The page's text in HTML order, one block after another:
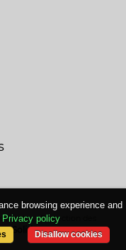
légales-Protection des
SolidPepper
browsing experience and
Privacy policy
Disallow cookies